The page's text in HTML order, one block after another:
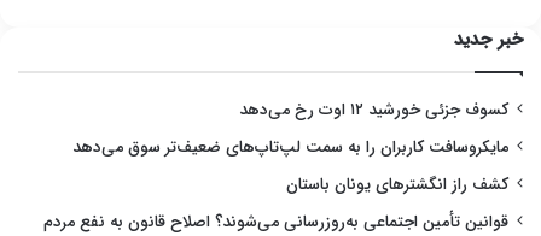
خبر جدید
کسوف جزئی خورشید ۱۲ اوت رخ می‌دهد
مایکروسافت کاربران را به سمت لپ‌تاپ‌های ضعیف‌تر سوق می‌دهد
کشف راز انگشترهای یونان باستان
قوانین تأمین اجتماعی به‌روزرسانی می‌شوند؟ اصلاح قانون به نفع مردم